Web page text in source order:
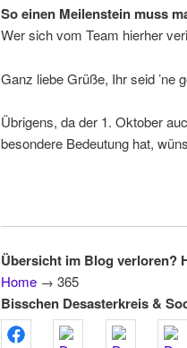
So einen Meilenstein muss
Wer sich vom Team hierher
Ganz liebe Grüße, Ihr seid ’ne
Übrigens, da der 1. Oktober
besondere Bedeutung hat,
Übersicht im Blog verloren?
Home → 365
Bisschen Desasterkreis &